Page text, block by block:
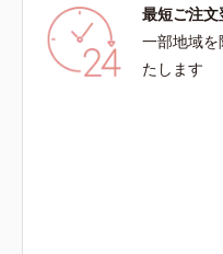
最短ご注
一部地域
たします